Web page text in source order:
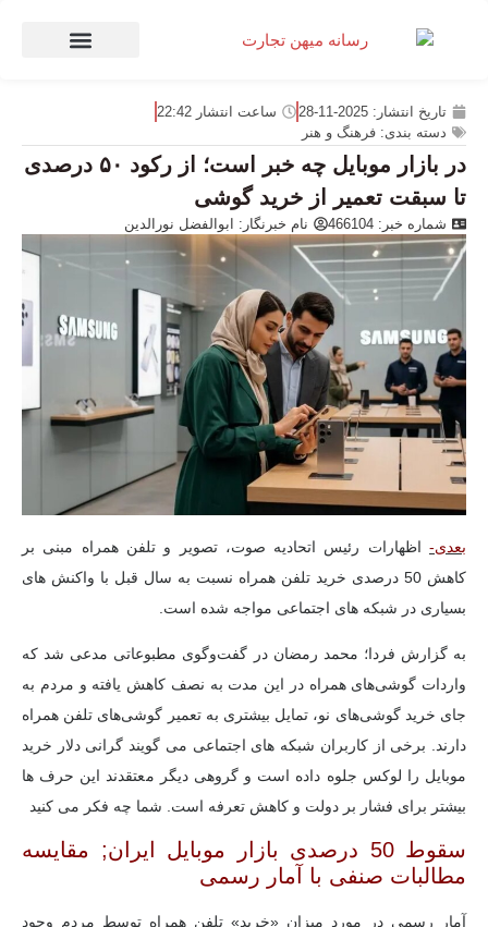
تاریخ انتشار: 2025-11-28 ساعت انتشار 22:42
دسته بندی: فرهنگ و هنر
در بازار موبایل چه خبر است؛ از رکود ۵۰ درصدی
تا سبقت تعمیر از خرید گوشی
شماره خبر: 466104 نام خبرنگار: ابوالفضل نورالدین
بعدی- اظهارات رئیس اتحادیه صوت، تصویر و تلفن همراه مبنی بر
کاهش 50 درصدی خرید تلفن همراه نسبت به سال قبل با واکنش های
بسیاری در شبکه های اجتماعی مواجه شده است.
به گزارش فردا؛ محمد رمضان در گفت‌وگوی مطبوعاتی مدعی شد که
واردات گوشی‌های همراه در این مدت به نصف کاهش یافته و مردم به
جای خرید گوشی‌های نو، تمایل بیشتری به تعمیر گوشی‌های تلفن همراه
دارند. برخی از کاربران شبکه های اجتماعی می گویند گرانی دلار خرید
موبایل را لوکس جلوه داده است و گروهی دیگر معتقدند این حرف ها
بیشتر برای فشار بر دولت و کاهش تعرفه است. شما چه فکر می کنید
سقوط 50 درصدی بازار موبایل ایران; مقایسه
مطالبات صنفی با آمار رسمی
آمار رسمی در مورد میزان «خرید» تلفن همراه توسط مردم وجود